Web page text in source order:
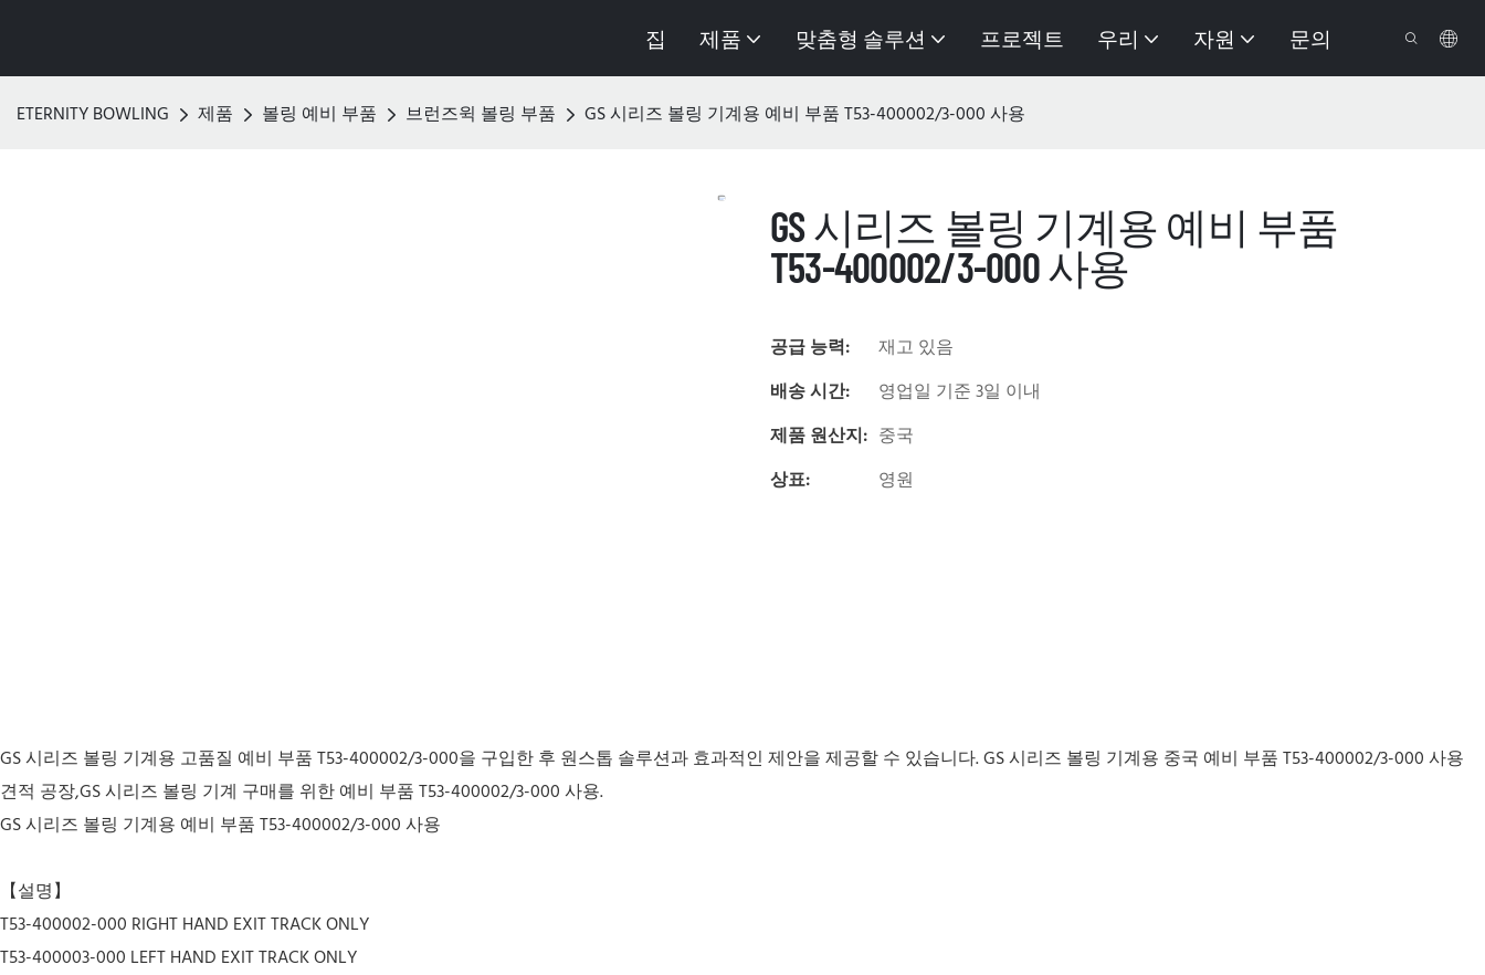
집 제품 맞춤형 솔루션 프로젝트 우리 자원 문의
ETERNITY BOWLING 제품 볼링 예비 부품 브런즈윅 볼링 부품 GS 시리즈 볼링 기계용 예비 부품 T53-400002/3-000 사용
GS 시리즈 볼링 기계용 예비 부품
T53-400002/3-000 사용
공급 능력:
재고 있음
배송 시간:
영업일 기준 3일 이내
제품 원산지: 중국
상표:
영원
GS 시리즈 볼링 기계용 고품질 예비 부품 T53-400002/3-000을 구입한 후 원스톱 솔루션과 효과적인 제안을 제공할 수 있습니다. GS 시리즈 볼링 기계용 중국 예비 부품 T53-400002/3-000 사용
견적 공장,GS 시리즈 볼링 기계 구매를 위한 예비 부품 T53-400002/3-000 사용.
GS 시리즈 볼링 기계용 예비 부품 T53-400002/3-000 사용
【설명】
T53-400002-000 RIGHT HAND EXIT TRACK ONLY
T53-400003-000 LEFT HAND EXIT TRACK ONLY